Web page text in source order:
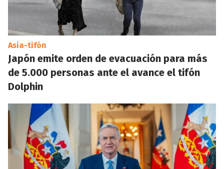
Asia-tifón
Japón emite orden de evacuación para más
de 5.000 personas ante el avance el tifón
Dolphin